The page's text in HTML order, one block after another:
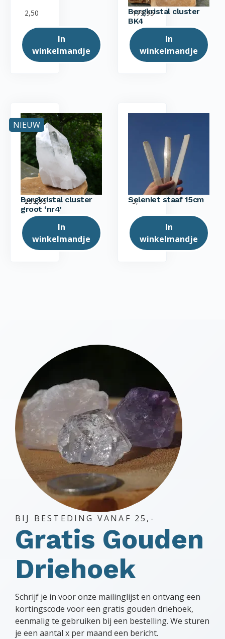
2,50
In
winkelmandje
Bergkristal cluster
BK4
179,95
In
winkelmandje
NIEUW
Bergkristal cluster
groot ‘nr4’
259,95
In
winkelmandje
Seleniet staaf 15cm
3,-
In
winkelmandje
BIJ BESTEDING VANAF 25,-
Gratis Gouden
Driehoek
Schrijf je in voor onze mailinglijst en ontvang een
kortingscode voor een gratis gouden driehoek,
eenmalig te gebruiken bij een bestelling. We sturen
je een aantal x per maand een bericht.